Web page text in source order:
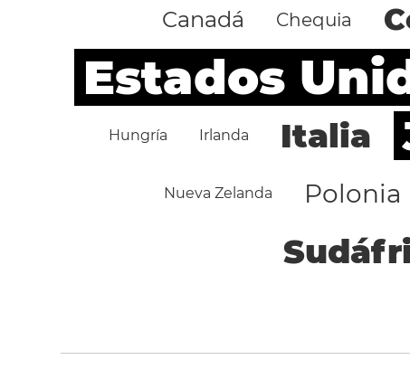
Canadá Chequia
Estados
Hungría Irlanda Italia
Nueva Zelanda Polonia